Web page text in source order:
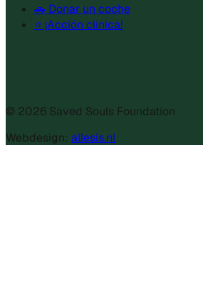
🚗 Donar un coche
⭐ ¡Acción clínica!
© 2026 Saved Souls Foundation
Webdesign: allesis.nl